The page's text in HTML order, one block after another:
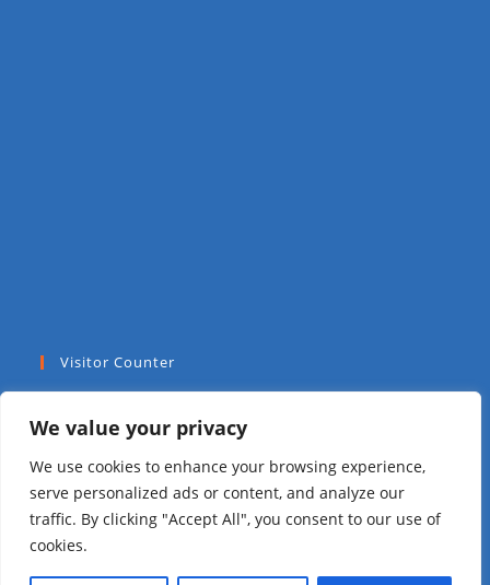
We value your privacy
We use cookies to enhance your browsing experience,
serve personalized ads or content, and analyze our
traffic. By clicking "Accept All", you consent to our use of
cookies.
Visitor Counter
This Week: 1016